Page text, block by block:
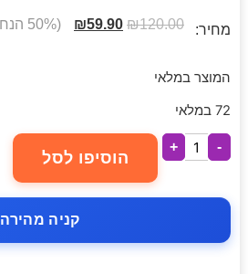
מחיר: ₪120.00
₪59.90 (50% הנחה)
המוצר במלאי
72 במלאי
-
+
הוסיפו לסל
קניה מהירה